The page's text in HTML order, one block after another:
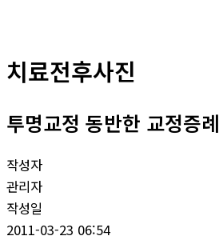
치료전후사진
투명교정 동반한 교정증례
작성자
관리자
작성일
2011-03-23 06:54